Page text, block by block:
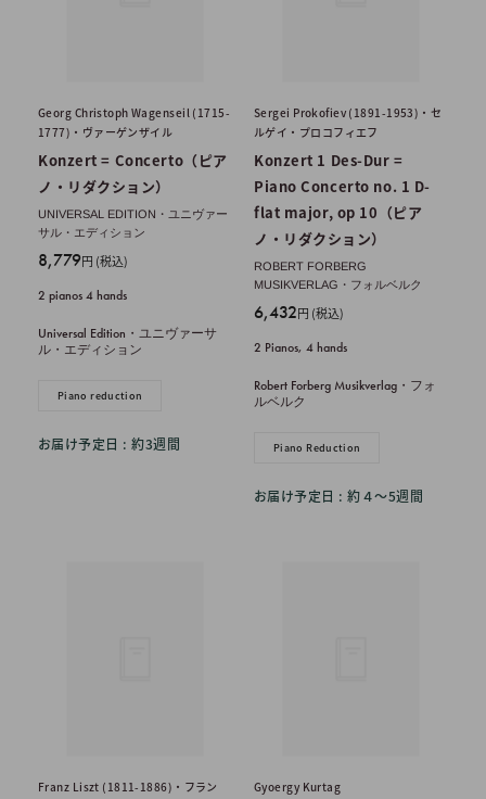
Georg Christoph Wagenseil (1715-
1777)・ヴァーゲンザイル
Konzert = Concerto（ピア
ノ・リダクション）
UNIVERSAL EDITION・ユニヴァー
サル・エディション
販
価
格
8,779円 (税込)
2 pianos 4 hands
Universal Edition・ユニヴァーサ
ル・エディション
Piano reduction
お届け予定日 : 約3週間
Sergei Prokofiev (1891-1953)・セ
ルゲイ・プロコフィエフ
Konzert 1 Des-Dur =
Piano Concerto no. 1 D-
flat major, op 10（ピア
ノ・リダクション）
ROBERT FORBERG
MUSIKVERLAG・フォルベルク
販
価
格
6,432円 (税込)
2 Pianos, 4 hands
Robert Forberg Musikverlag・フォ
ルベルク
Piano Reduction
お届け予定日 : 約４〜5週間
Franz Liszt (1811-1886)・フラン
Gyoergy Kurtag